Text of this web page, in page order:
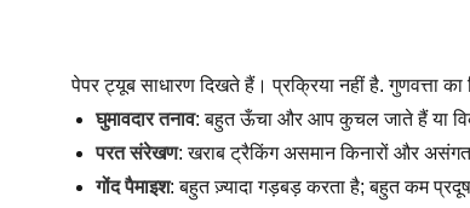
पेपर ट्यूब साधारण दिखते हैं। प्रक्रिया नहीं है. गुणवत्ता का
घुमावदार तनाव: बहुत ऊँचा और आप कुचल जाते हैं या
परत संरेखण: खराब ट्रैकिंग असमान किनारों और असंगत
गोंद पैमाइश: बहुत ज़्यादा गड़बड़ करता है; बहुत कम